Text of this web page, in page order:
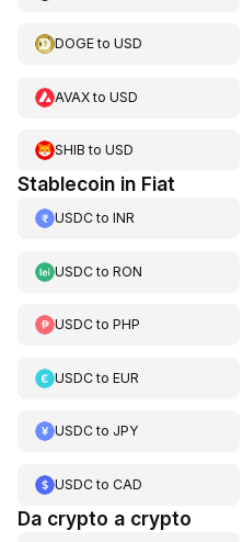
DOGEto USD
AVAXto USD
SHIB to USD
Stablecoin in Fiat
USDCto INR
USDCto RON
USDCto PHP
USDCto EUR
USDCto JPY
USDCto CAD
Da crypto a crypto